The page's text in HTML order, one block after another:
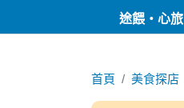
途餵・心旅
首頁 美食探店